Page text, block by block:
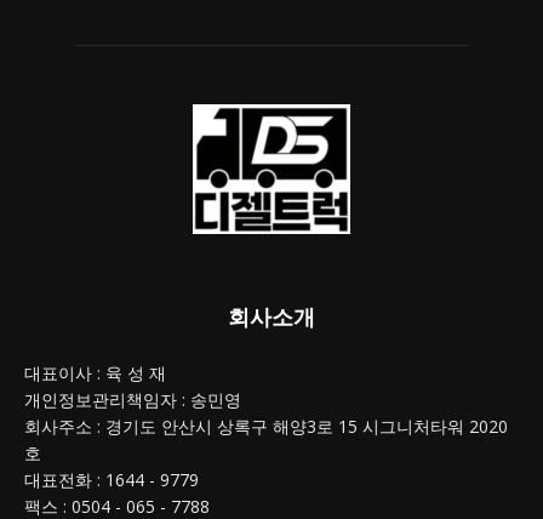
회사소개
대표이사 : 육 성 재
개인정보관리책임자 : 송민영
회사주소 : 경기도 안산시 상록구 해양3로 15 시그니처타워 2020
호
대표전화 : 1644 - 9779
팩스 : 0504 - 065 - 7788